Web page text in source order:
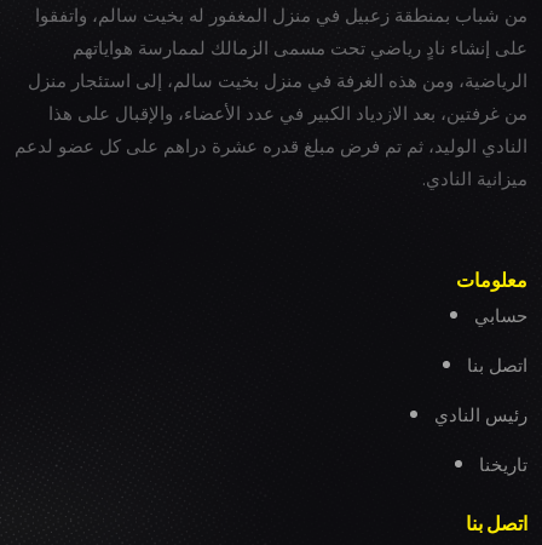
من شباب بمنطقة زعبيل في منزل المغفور له بخيت سالم، واتفقوا
على إنشاء نادٍ رياضي تحت مسمى الزمالك لممارسة هواياتهم
الرياضية، ومن هذه الغرفة في منزل بخيت سالم، إلى استئجار منزل
من غرفتين، بعد الازدياد الكبير في عدد الأعضاء، والإقبال على هذا
النادي الوليد، ثم تم فرض مبلغ قدره عشرة دراهم على كل عضو لدعم
ميزانية النادي.
معلومات
حسابي
اتصل بنا
رئيس النادي
تاريخنا
اتصل بنا